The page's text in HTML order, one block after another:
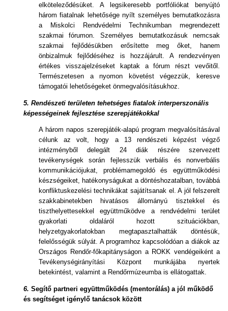
elköteleződésüket. A legsikeresebb portfóliókat benyújtó
három fiatalnak lehetősége nyílt személyes bemutatkozásra
a Miskolci Rendvédelmi Technikumban megrendezett
szakmai fórumon. Személyes bemutatkozásuk nemcsak
szakmai fejlődésükben erősítette meg őket, hanem
önbizalmuk fejlődéséhez is hozzájárult. A rendezvényen
értékes visszajelzéseket kaptak a fórum részt vevőitől.
Természetesen a nyomon követést végezzük, keresve
támogatói lehetőségeket önmegvalósításukhoz.
5. Rendészeti területen tehetséges fiatalok interperszonális
képességeinek fejlesztése szerepjátékokkal
A három napos szerepjáték-alapú program megvalósításával
célunk az volt, hogy a 13 rendészeti képzést végző
intézményből delegált 24 diák részére szervezett
tevékenységek során fejlesszük verbális és nonverbális
kommunikációjukat, problémamegoldó és együttműködési
készségeiket, hatékonyságukat a döntéshozatalban, továbbá
konfliktuskezelési technikákat sajátítsanak el. A jól felszerelt
szakkabinetekben hivatásos állományú tisztekkel és
tiszthelyettesekkel együttműködve a rendvédelmi terület
gyakorlati oldaláról hozott szituációkban,
helyzetgyakorlatokban megtapasztalhatták döntésük,
felelősségük súlyát. A programhoz kapcsolódóan a diákok az
Országos Rendőr-főkapitányságon a ROKK vendégeiként a
Tevékenységirányítási Központ munkájába nyertek
betekintést, valamint a Rendőrmúzeumba is ellátogattak.
6. Segítő partneri együttműködés (mentorálás) a jól működő
és segítséget igénylő tanácsok között